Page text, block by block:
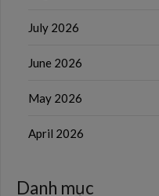
July 2026
June 2026
May 2026
April 2026
Danh mục